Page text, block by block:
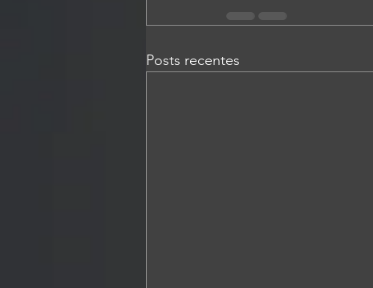
Posts recentes